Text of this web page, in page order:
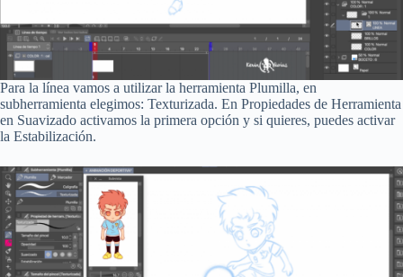
Para la línea vamos a utilizar la herramienta Plumilla, en
subherramienta elegimos: Texturizada. En Propiedades de Herramienta
en Suavizado activamos la primera opción y si quieres, puedes activar
la Estabilización.